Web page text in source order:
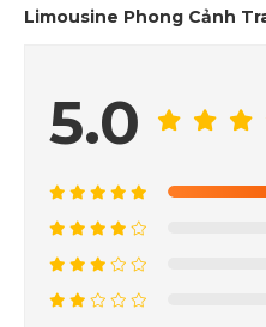
Limousine Phong Cảnh
5.0